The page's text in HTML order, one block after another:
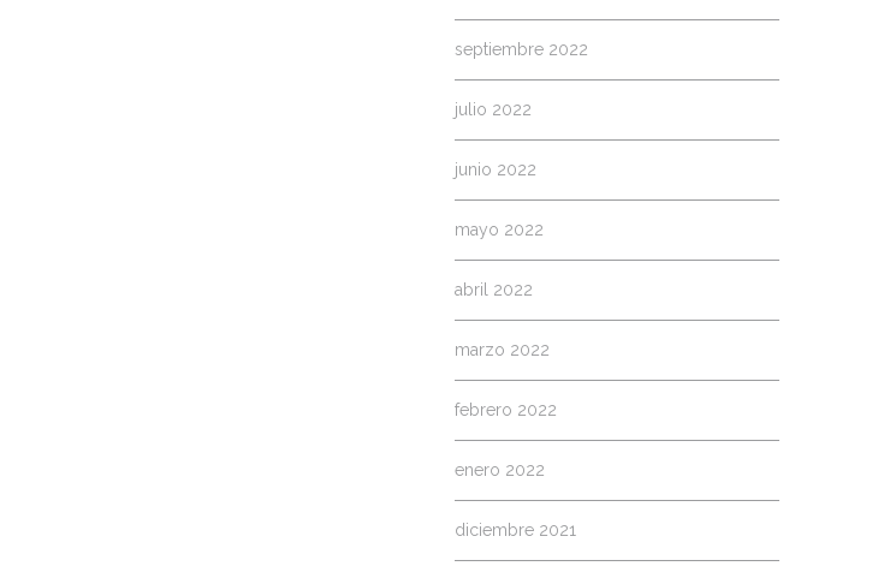
septiembre 2022
julio 2022
junio 2022
mayo 2022
abril 2022
marzo 2022
febrero 2022
enero 2022
diciembre 2021